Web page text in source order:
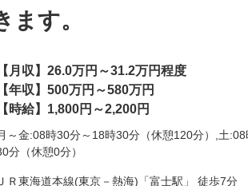
ます。
【月収】26.0万円～31.2万円程度
【年収】500万円～580万円
【時給】1,800円～2,200円
～金:08時30分～18時30分（休憩120分）,土
分（休憩0分）
ＪＲ東海道本線(東京－熱海)「富士駅」 徒歩7分